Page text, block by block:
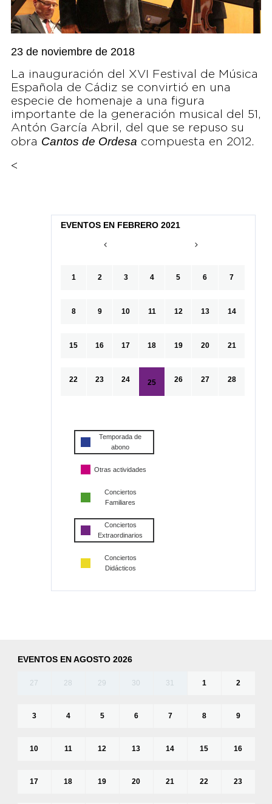
23 de noviembre de 2018
La inauguración del XVI Festival de Música
Española de Cádiz se convirtió en una
especie de homenaje a una figura
importante de la generación musical del 51,
Antón García Abril, del que se repuso su
obra Cantos de Ordesa compuesta en 2012.
<
EVENTOS EN FEBRERO 2021
1 2 3 4 5 6 7
8 9 10 11 12 13 14
15 16 17 18 19 20 21
22 23 24 25 26 27 28
Temporada de
abono
Otras actividades
Conciertos
Familiares
Conciertos
Extraordinarios
Conciertos
Didácticos
EVENTOS EN AGOSTO 2026
27 28 29 30 31 1 2
3 4 5 6 7 8 9
10 11 12 13 14 15 16
17 18 19 20 21 22 23